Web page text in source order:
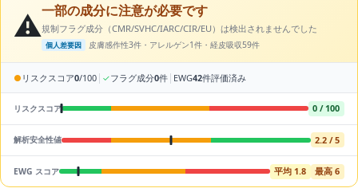
⚠️一部の成分に注意が必要です
規制フラグ成分（CMR/SVHC/IARC/CIR/EU）は検出されませんでした
個人差要因 皮膚感作性3件・アレルゲン1件・経皮吸収59件
● リスクスコア0/100 | ✓フラグ成分0件 | EWG42件評価済み
リスクスコア 0 / 100
解析安全性値 2.2 / 5
EWG スコア 平均 1.8 最高 6